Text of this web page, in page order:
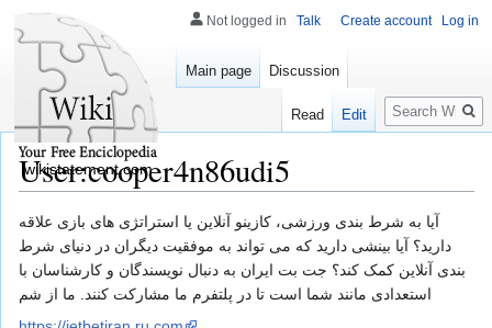
User:cooper4n86udi5
Jump
to
navigation
Jump
to
search
آیا به شرط بندی ورزشی، کازینو آنلاین یا استراتژی های بازی علاقه
دارید؟ آیا بینشی دارید که می تواند به موفقیت دیگران در دنیای شرط
بندی آنلاین کمک کند؟ جت بت ایران به دنبال نویسندگان و کارشناسان با
استعدادی مانند شما است تا در پلتفرم ما مشارکت کنند. ما از شم
Not logged in Talk Create account Log in
Main page Discussion
Read Edit
Search
wikistatement.com